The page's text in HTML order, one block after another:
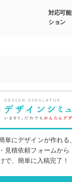
対応可
ション
単にデザインが作れる
見積依頼フォームから
で、簡単に入稿完了！